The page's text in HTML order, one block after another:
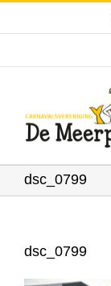
dsc_0799
dsc_0799